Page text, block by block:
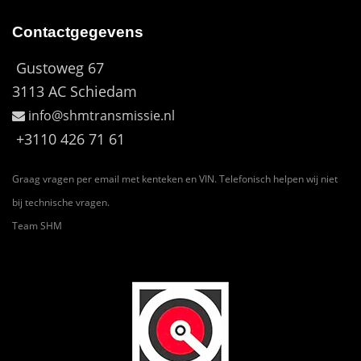
Contactgegevens
Gustoweg 67
3113 AC Schiedam
info@shmtransmissie.nl
+3110 426 71 61
Graag vragen per email met kenteken en VIN. Telefonisch helpen wij niet
bij technische vragen.
Team SHM